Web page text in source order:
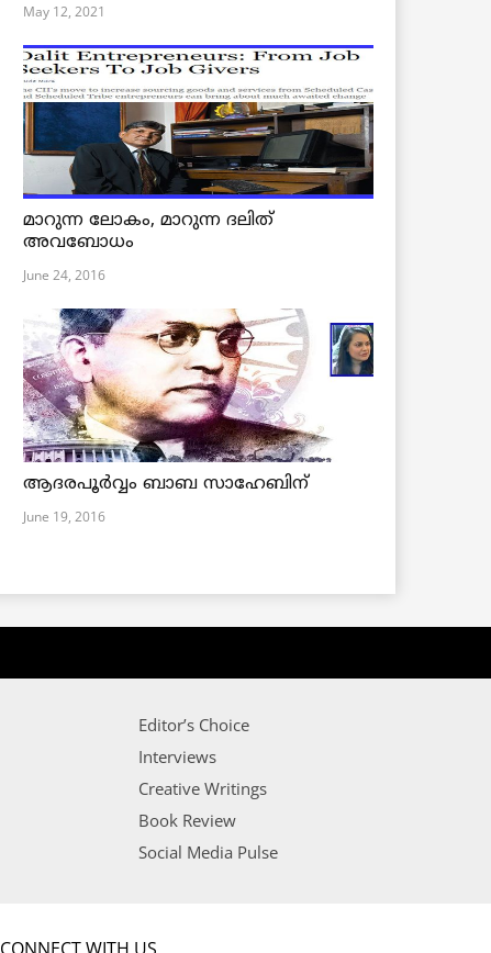
May 12, 2021
മാറുന്ന ലോകം, മാറുന്ന ദലിത്
അവബോധം
June 24, 2016
ആദരപൂര്‍വ്വം ബാബ സാഹേബിന്
June 19, 2016
Editor’s Choice
Interviews
Creative Writings
Book Review
Social Media Pulse